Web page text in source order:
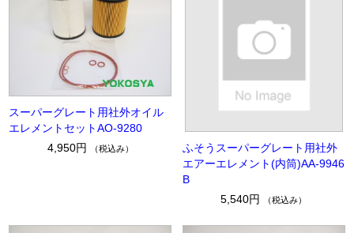
スーパーグレート用社外オイル
エレメントセットAO-9280
4,950円
（税込み）
ふそうスーパーグレート用社外
エアーエレメント(内筒)AA-9946
B
5,540円
（税込み）